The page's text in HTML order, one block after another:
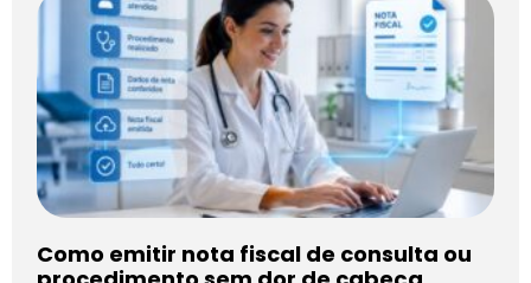
Como emitir nota fiscal de consulta ou